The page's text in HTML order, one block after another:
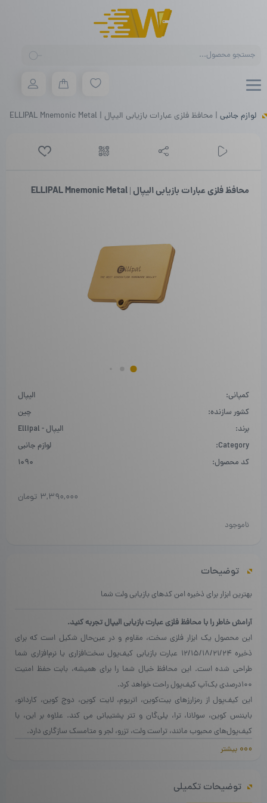
search
لوازم جانبی | محافظ فلزی عبارات بازیابی الیپال | ELLIPAL Mnemonic Metal
محافظ فلزی عبارات بازیابی الیپال | ELLIPAL Mnemonic Metal
کمپانی:
الیپال
کشور سازنده:
چین
برند:
الیپال - Ellipal
Category:
لوازم جانبی
کد محصول:
1090
3,390,000 تومان
ناموجود
توضیحات
بهترین ابزار برای ذخیره امن کدهای بازیابی ولت شما
آرامش خاطر را با محافظ فلزی عبارت بازیابی الیپال تجربه کنید.
این محصول یک ابزار فلزی سخت، مقاوم و در عین‌حال شکیل است که برای
ذخیره ۱۲/۱۵/۱۸/۲۱/۲۴ عبارت بازیابی کیف‌پول سخت‌افزاری یا نرم‌افزاری شما
طراحی شده است. این محافظ خیال‌ شما را برای همیشه، بابت حفظ امنیت
۱۰۰درصدی بک‌آپ کیف‌پول‌ راحت خواهد کرد.
این کیف‌پول از رمزارزهای بیت‌کوین، اتریوم، لایت کوین، دوج کوین، کاردانو،
بایننس کوین، سولانا، ترا، پلی‌گان و تتر پشتیبانی می کند. علاوه بر این، با
کیف‌پول‌های محبوب مانند، ‌تراست ولت، تزرو، لجر و متامسک سازگاری دارد.
این ابزار به‌منظور نگهداری کدهای بازیابی همه ولت‌های سازگار با استاندارد
در آن وارد و ذخیره کنید. در صورتیکه کلمه رمز شما طولانی باشد، با وارد کردن
بیشتر
توضیحات تکمیلی